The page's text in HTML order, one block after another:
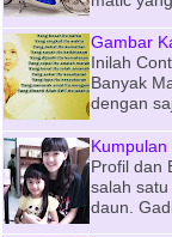
Gambar
Inilah
Banyak
dengan
Kumpulan
Profil dan
salah
daun.